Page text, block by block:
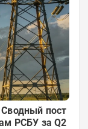
пост
РСБУ за Q2